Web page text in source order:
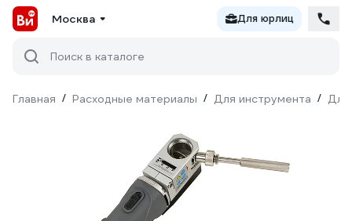
Москва Для юрлиц
Поиск в каталоге
Главная / Расходные материалы / Для инструмента / Для